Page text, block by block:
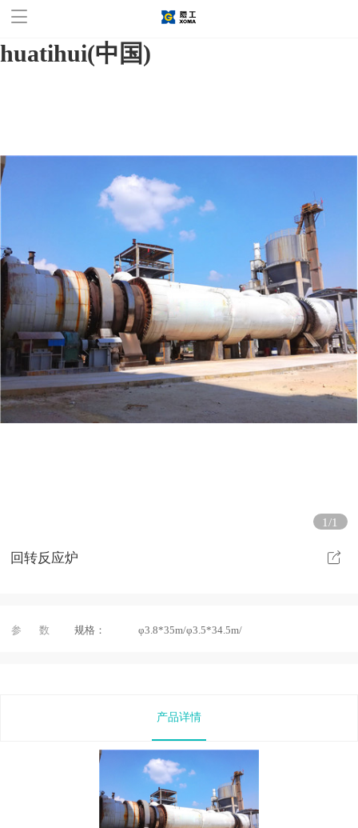
华体会官方网站,华体会
huatihui(中国)
1/1
回转反应炉
参 数 规格： φ3.8*35m/φ3.5*34.5m/
产品详情